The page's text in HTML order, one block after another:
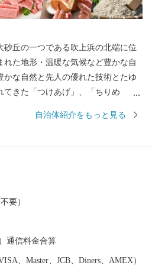
砂丘の一つである吹上浜の北端に位
た地形・温暖な気候など豊かな自
かな自然と先人の優れた技術とたゆ
きた「つけあげ」、「ちりめ
」の豊かなまちとして発展してきて
自治体紹介をもっと見る
要）
通信料金合算
、Master、JCB、Diners、AMEX）